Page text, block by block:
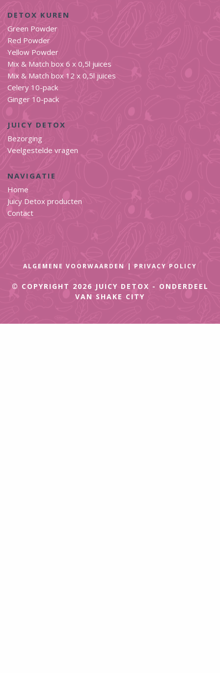
DETOX KUREN
Green Powder
Red Powder
Yellow Powder
Mix & Match box 6 x 0,5l juices
Mix & Match box 12 x 0,5l juices
Celery 10-pack
Ginger 10-pack
JUICY DETOX
Bezorging
Veelgestelde vragen
NAVIGATIE
Home
Juicy Detox producten
Contact
ALGEMENE VOORWAARDEN | PRIVACY POLICY
© COPYRIGHT 2026 JUICY DETOX - ONDERDEEL
VAN SHAKE CITY